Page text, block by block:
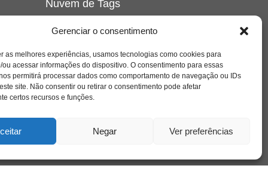
Gerenciar o consentimento
as melhores experiências, usamos tecnologias como cookies para
ou acessar informações do dispositivo. O consentimento para essas
permitirá processar dados como comportamento de navegação ou IDs
site. Não consentir ou retirar o consentimento pode afetar
certos recursos e funções.
Negar Ver preferências
Nuvem de Tags
crianca cuidado cultura depressao
educação família filme
freud infância insight jung liberdade livro
loucura luto maternidade
psicologia relato